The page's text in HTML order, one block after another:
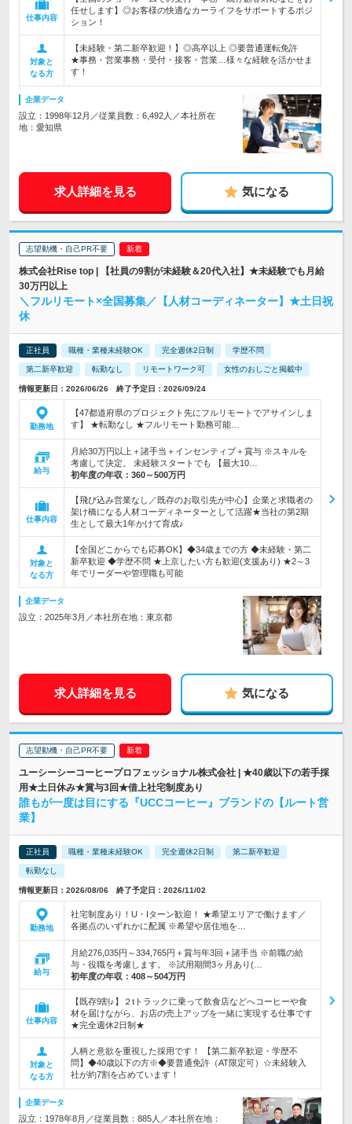
仕事内容
任せします】◎お客様の快適なカーライフをサポートするポジ
ション！
対象と
なる方
【未経験・第二新卒歓迎！】◎高卒以上 ◎要普通運転免許
★事務・営業事務・受付・接客・営業…様々な経験を活かせま
す！
企業データ
設立：1998年12月／従業員数：6,492人／本社所在
地：愛知県
求人詳細を見る 気になる
志望動機・自己PR不要
株式会社Rise top | 【社員の9割が未経験＆20代入社】★未経験でも月給
30万円以上
＼フルリモート×全国募集／【人材コーディネーター】★土日祝
休
正社員 職種・業種未経験OK 完全週休2日制 学歴不問
第二新卒歓迎 転勤なし リモートワーク可 女性のおしごと掲載中
情報更新日：2026/06/26 終了予定日：2026/09/24
勤務地
【47都道府県のプロジェクト先にフルリモートでアサインしま
す】 ★転勤なし ★フルリモート勤務可能…
給与
月給30万円以上＋諸手当＋インセンティブ＋賞与 ※スキルを
考慮して決定。 未経験スタートでも 【最大10…
初年度の年収： 360～500万円
仕事内容
【飛び込み営業なし／既存のお取引先が中心】企業と求職者の
架け橋になる人材コーディネーターとして活躍★当社の第2期
生として最大1年かけて育成♪
対象と
なる方
【全国どこからでも応募OK】◆34歳までの方 ◆未経験・第二
新卒歓迎 ◆学歴不問 ★上京したい方も歓迎(支援あり) ★2～3
年でリーダーや管理職も可能
企業データ
設立：2025年3月／本社所在地：東京都
求人詳細を見る 気になる
志望動機・自己PR不要
ユーシーシーコーヒープロフェッショナル株式会社 | ★40歳以下の若手採
用★土日休み★賞与3回★借上社宅制度あり
誰もが一度は目にする『UCCコーヒー』ブランドの【ルート営
業】
正社員 職種・業種未経験OK 完全週休2日制 第二新卒歓迎
転勤なし
情報更新日：2026/08/06 終了予定日：2026/11/02
勤務地
社宅制度あり！U・Iターン歓迎！ ★希望エリアで働けます／
各拠点のいずれかに配属 ※希望や居住地を…
給与
月給276,035円～334,765円＋賞与年3回＋諸手当 ※前職の給
与・役職を考慮します。 ※試用期間3ヶ月あり(…
初年度の年収： 408～504万円
仕事内容
【既存9割♪】２tトラックに乗って飲食店などへコーヒーや食
材を届けながら、お店の売上アップを一緒に実現する仕事です
★完全週休2日制★
対象と
なる方
人柄と意欲を重視した採用です！ 【第二新卒歓迎・学歴不
問】◆40歳以下の方※◆要普通免許（AT限定可）☆未経験入
社が約7割を占めています！
企業データ
設立：1978年8月／従業員数：885人／本社所在地：